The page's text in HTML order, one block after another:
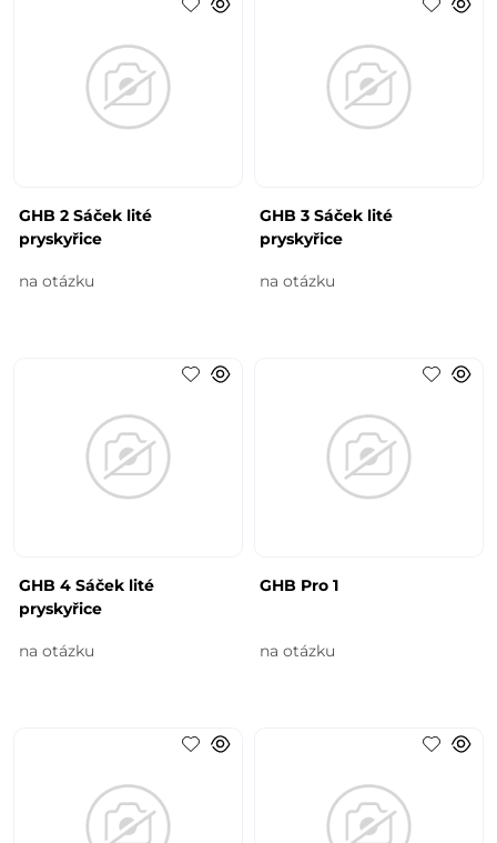
GHB 2 Sáček lité
pryskyřice
na otázku
GHB 3 Sáček lité
pryskyřice
na otázku
GHB 4 Sáček lité
pryskyřice
na otázku
GHB Pro 1
na otázku